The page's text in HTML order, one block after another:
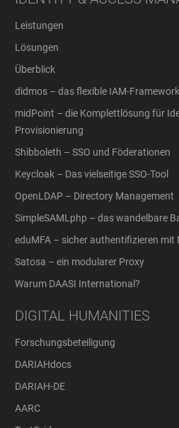
Leistungen
Lösungen
Überblick
didmos – das flexible IAM-Framework
midPoint – die Komplettlösung für
Provisionierung
Shibboleth – SSO und Föderationen
Keycloak – Das vielseitige SSO-Tool
OpenLDAP – Directory Management
SimpleSAMLphp – das wandelbare
eduMFA – sicher authentifizieren mit
Satosa – ein modularer Proxy
Warum DAASI International?
DIGITAL HUMANITIES
Forschungsbeteiligung
DARIAHdocs
DARIAH-DE
AARC